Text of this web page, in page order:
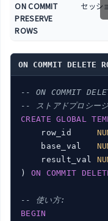
ON COMMIT
PRESERVE
ROWS
セッシ
ON COMMIT DELETE
-- ON COMMIT
-- ストアドプロシージ
CREATE
GLOBAL
    row_id
    base_val
    result_val
) ON COMMIT
-- 使い方:
BEGIN